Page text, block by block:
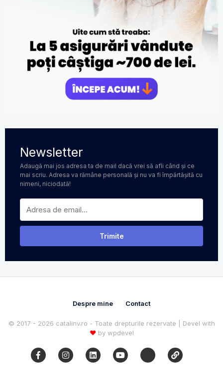
Newsletter
Adaugă mai jos adresa ta de mail dacă vrei să afli când și ce
mai scriu. Adresa va rămâne personală și nu va fi împărtășită cu
nimeni, niciodată!
Despre mine Contact
© 2017 - 2026 catalinv.ro - Toate drepturile rezervate | Devel with
♥by wpdevel